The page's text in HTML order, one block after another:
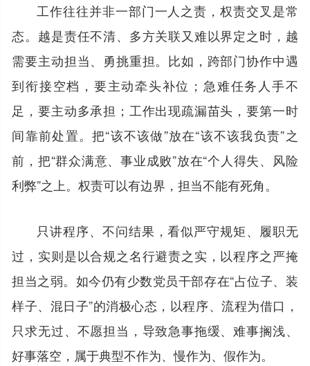
工作往往并非一部门一人之责，权责交叉是常
态。越是责任不清、多方关联又难以界定之时，越
需要主动担当、勇挑重担。比如，跨部门协作中遇
到衔接空档，要主动牵头补位；急难任务人手不
足，要主动多承担；工作出现疏漏苗头，要第一时
间靠前处置。把“该不该做”放在“该不该我负责”之
前，把“群众满意、事业成败”放在“个人得失、风险
利弊”之上。权责可以有边界，担当不能有死角。
只讲程序、不问结果，看似严守规矩、履职无
过，实则是以合规之名行避责之实，以程序之严掩
担当之弱。如今仍有少数党员干部存在“占位子、装
样子、混日子”的消极心态，以程序、流程为借口，
只求无过、不愿担当，导致急事拖缓、难事搁浅、
好事落空，属于典型不作为、慢作为、假作为。